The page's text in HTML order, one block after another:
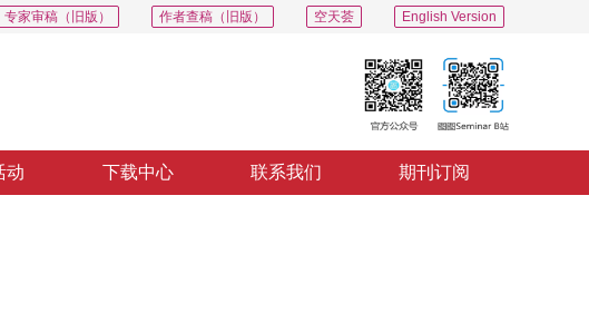
English Version
空天荟
作者查稿（旧版）
专家审稿（旧版）
动 下载中心 联系我们 期刊订阅